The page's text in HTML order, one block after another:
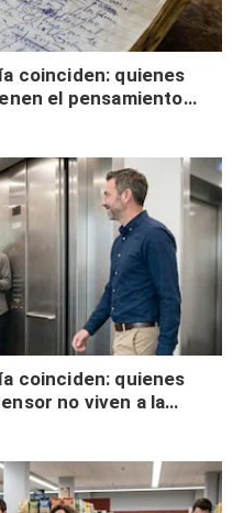
coinciden: quienes
el pensamiento
desinterés
coinciden: quienes
no viven a la
social